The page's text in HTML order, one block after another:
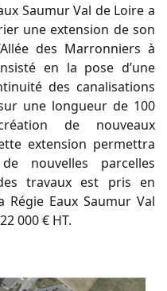
Saumur Val de Loire a
une extension de son
des Marronniers à
en la pose d’une
descanalisations
une longueur de 100
de nouveaux
extension permettra
nouvelles parcelles
des travaux est pris en
Eaux Saumur Val
000 € HT.